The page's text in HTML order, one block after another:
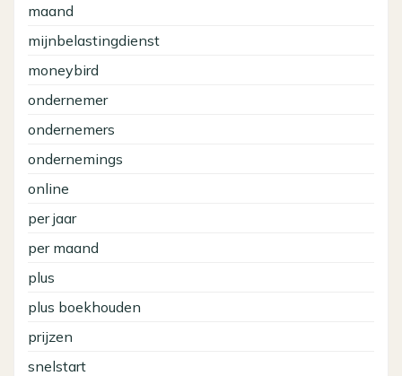
maand
mijnbelastingdienst
moneybird
ondernemer
ondernemers
ondernemings
online
per jaar
per maand
plus
plus boekhouden
prijzen
snelstart